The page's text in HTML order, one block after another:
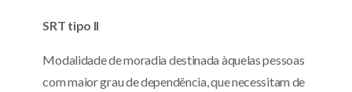
SRT tipo II
Modalidade de moradia destinada àquelas pessoas
com maior grau de dependência, que necessitam de